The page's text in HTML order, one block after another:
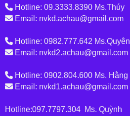
Hotline: 09.3333.8390 Ms.Thúy
Email: nvkd.achau@gmail.com
Hotline: 0982.777.642 Ms.Quyên
Email: nvkd2.achau@gmail.com
Hotline: 0902.804.600 Ms. Hằng
Email: nvkd1.achau@gmail.com
Hotline:097.7797.304 Ms. Quỳnh